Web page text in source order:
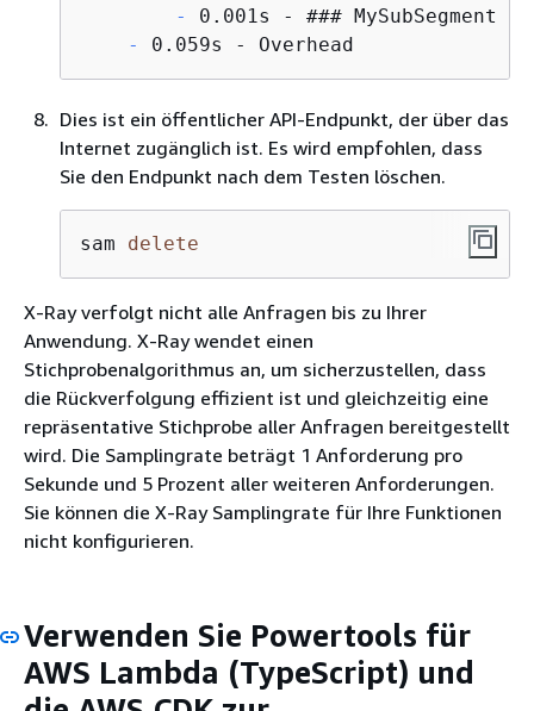
        -
    -
0.059s - Overhead
Dies ist ein öffentlicher API-Endpunkt, der über das
Internet zugänglich ist. Es wird empfohlen, dass
Sie den Endpunkt nach dem Testen löschen.
sam delete
X-Ray verfolgt nicht alle Anfragen bis zu Ihrer
Anwendung. X-Ray wendet einen
Stichprobenalgorithmus an, um sicherzustellen, dass
die Rückverfolgung effizient ist und gleichzeitig eine
repräsentative Stichprobe aller Anfragen bereitgestellt
wird. Die Samplingrate beträgt 1 Anforderung pro
Sekunde und 5 Prozent aller weiteren Anforderungen.
Sie können die X-Ray Samplingrate für Ihre Funktionen
nicht konfigurieren.
Verwenden Sie Powertools für
AWS Lambda (TypeScript) und